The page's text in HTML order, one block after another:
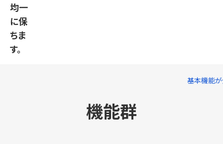
均一
に保
ちま
す。
基本機能
機能群